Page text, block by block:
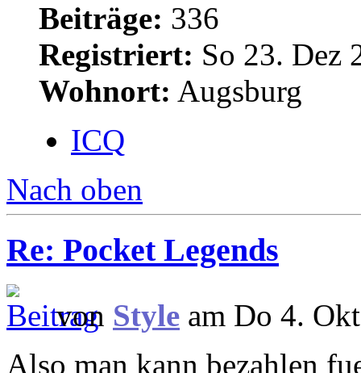
Beiträge: 336
Registriert: So 23. Dez
Wohnort: Augsburg
ICQ
Nach oben
Re: Pocket Legends
von Style am Do 4.
Also man kann bezahlen